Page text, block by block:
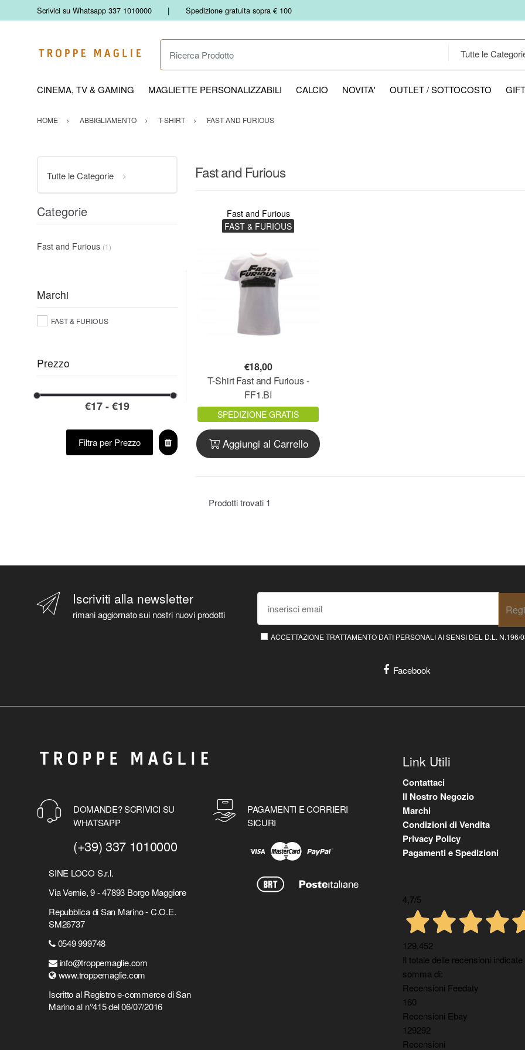
Scrivici su Whatsapp 337 1010000 Spedizione gratuita sopra € 100
Ricerca Prodotto
CINEMA, TV & GAMING MAGLIETTE PERSONALIZZABILI CALCIO NOVITA' OUTLET / SOTTOCOSTO
HOME ABBIGLIAMENTO T-SHIRT FAST AND FURIOUS
Fast and Furious
Fast and Furious
FAST & FURIOUS
€18,00
T-Shirt Fast and Furious -
FF1.BI
SPEDIZIONE GRATIS
Aggiungi al Carrello
Prodotti trovati 1
Tutte le Categorie
Categorie
Fast and Furious (1)
Marchi
FAST & FURIOUS
Prezzo
Filtra per Prezzo
Iscriviti alla newsletter
rimani aggiornato sui nostri nuovi prodotti
ACCETTAZIONE TRATTAMENTO DATI PERSONALI AI SENSI DEL D.L.
Facebook
DOMANDE? SCRIVICI SU
WHATSAPP
(+39) 337 1010000
SINE LOCO S.r.l.
Via Vernie, 9 - 47893 Borgo Maggiore
Repubblica di San Marino - C.O.E.
SM26737
0549 999748
info@troppemaglie.com
www.troppemaglie.com
Iscritto al Registro e-commerce di San
Marino al n°415 del 06/07/2016
PAGAMENTI E CORRIERI
SICURI
Link Utili
Contattaci
Il Nostro Negozio
Marchi
Condizioni di Vendita
Privacy Policy
Pagamenti e Spedizioni
4,7/5
129.452
Il totale delle recensioni
somma di:
Recensioni Feedaty
160
Recensioni Ebay
129292
Recensioni